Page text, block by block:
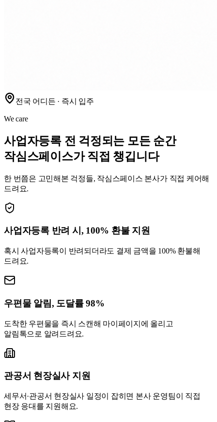
전국 어디든 · 즉시 입주
We care
사업자등록 전 걱정되는 모든 순간
작심스페이스가 직접 챙깁니다
한 번쯤은 고민해본 걱정들, 작심스페이스 본사가 직접 케어해
드려요.
사업자등록 반려 시, 100% 환불 지원
혹시 사업자등록이 반려되더라도 결제 금액을 100% 환불해
드려요.
우편물 알림, 도달률 98%
도착한 우편물을 즉시 스캔해 마이페이지에 올리고
알림톡으로 알려드려요.
관공서 현장실사 지원
세무서·관공서 현장실사 일정이 잡히면 본사 운영팀이 직접
현장 응대를 지원해요.